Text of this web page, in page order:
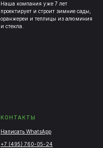
Наша компания уже 7 лет
проектирует и строит зимние сады,
оранжереи и теплицы из алюминия
и стекла.
КОНТАКТЫ
Написать WhatsApp
+7 (495) 760-05-24